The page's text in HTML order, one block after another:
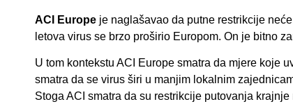
ACI Europe je naglašavao da putne restrikcije
letova virus se brzo proširio Europom. On je bitno
U tom kontekstu ACI Europe smatra da mjere koje
smatra da se virus širi u manjim lokalnim
Stoga ACI smatra da su restrikcije putovanja